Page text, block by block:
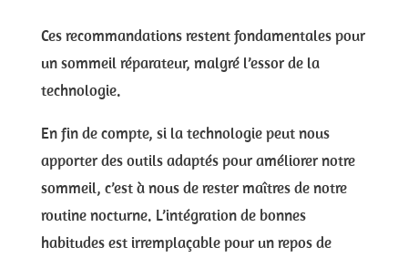
Ces recommandations restent fondamentales pour
un sommeil réparateur, malgré l’essor de la
technologie.
En fin de compte, si la technologie peut nous
apporter des outils adaptés pour améliorer notre
sommeil, c’est à nous de rester maîtres de notre
routine nocturne. L’intégration de bonnes
habitudes est irremplaçable pour un repos de